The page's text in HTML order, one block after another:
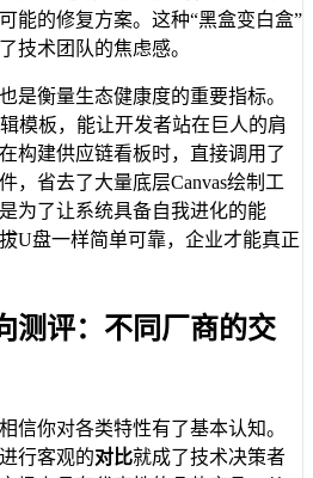
能的修复方案。这种“黑盒变白盒”
技术团队的焦虑感。
是衡量生态健康度的重要指标。
模板，能让开发者站在巨人的肩
构建供应链看板时，直接调用了
，省去了大量底层Canvas绘制工
为了让系统具备自我进化的能
U盘一样简单可靠，企业才能真正
测评：不同厂商的交
信你对各类特性有了基本认知。
行客观的对比就成了技术决策者